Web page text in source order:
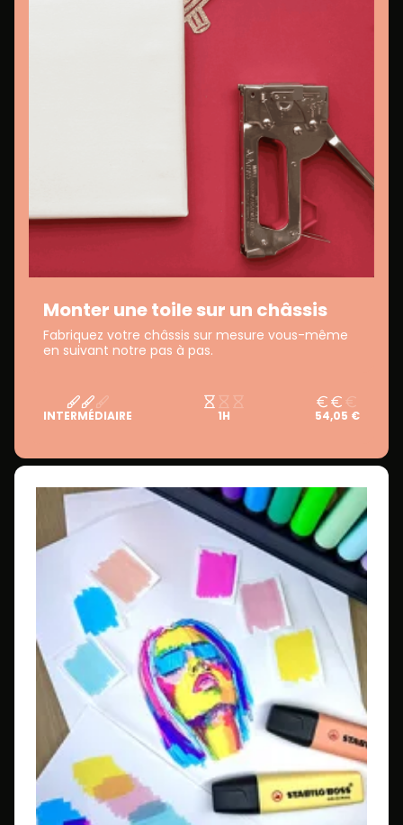
Monter une toile sur un châssis
Fabriquez votre châssis sur mesure vous-même
en suivant notre pas à pas.
INTERMÉDIAIRE 1H 54,05 €